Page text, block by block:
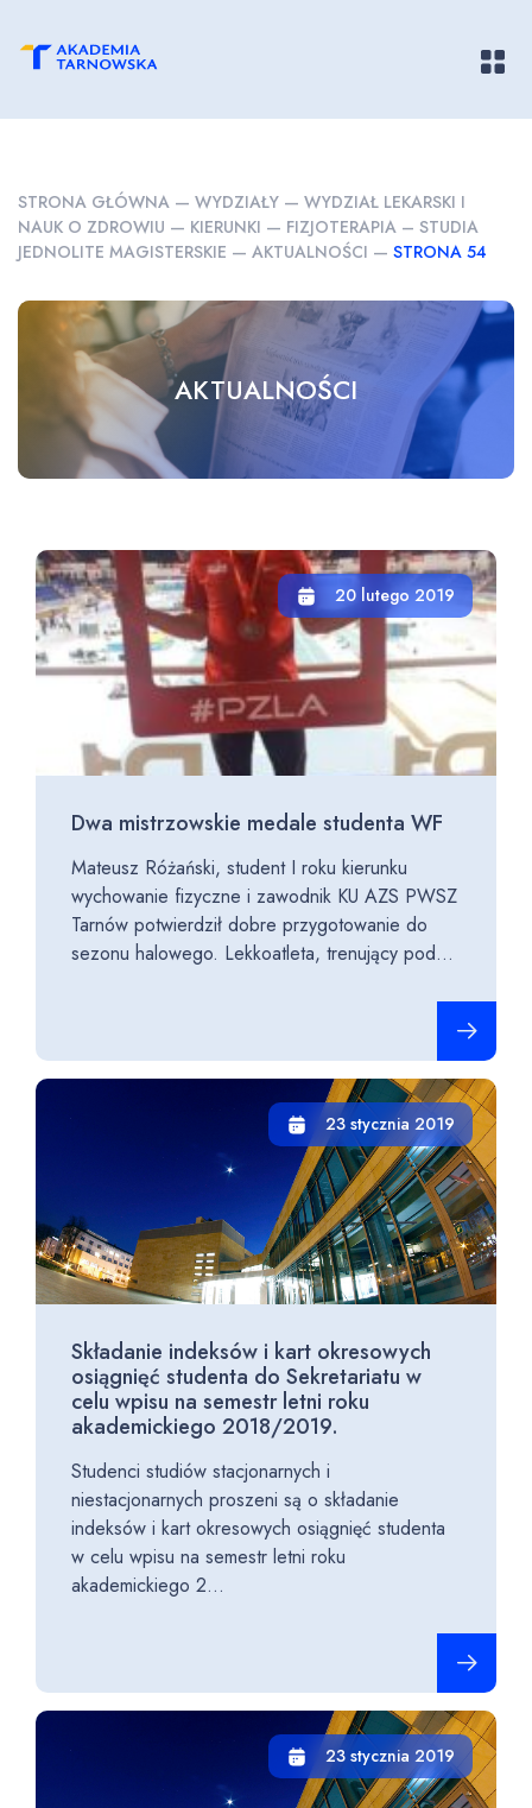
STRONA GŁÓWNA — WYDZIAŁY — WYDZIAŁ LEKARSKI I
NAUK O ZDROWIU — KIERUNKI — FIZJOTERAPIA – STUDIA
JEDNOLITE MAGISTERSKIE — AKTUALNOŚCI — STRONA 54
AKTUALNOŚCI
20 lutego 2019
Dwa mistrzowskie medale studenta WF
Mateusz Różański, student I roku kierunku
wychowanie fizyczne i zawodnik KU AZS PWSZ
Tarnów potwierdził dobre przygotowanie do
sezonu halowego. Lekkoatleta, trenujący pod...
23 stycznia 2019
Składanie indeksów i kart okresowych
osiągnięć studenta do Sekretariatu w
celu wpisu na semestr letni roku
akademickiego 2018/2019.
Studenci studiów stacjonarnych i
niestacjonarnych proszeni są o składanie
indeksów i kart okresowych osiągnięć studenta
w celu wpisu na semestr letni roku
akademickiego 2...
23 stycznia 2019